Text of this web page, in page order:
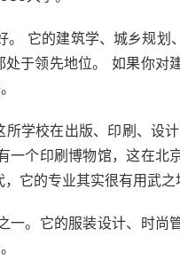
它的建筑学、城乡规划
于领先地位。 如果你对
所学校在出版、印刷、设
个印刷博物馆，这在北
它的专业其实很有用武之
一。它的服装设计、时尚